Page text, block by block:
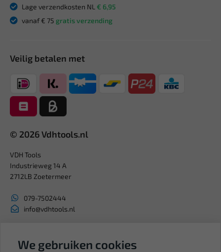
Lage verzendkosten NL € 6,95
vanaf € 75 gratis verzending
Veilig betalen met
© 2026 Vdhtools.nl
VDH Tools
Industrieweg 14 A
2712LB Zoetermeer
079-7502444
info@vdhtools.nl
BTW: NL819958657B01
We gebruiken cookies